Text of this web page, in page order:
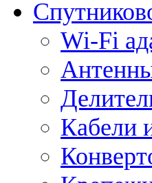
Wi-Fi
Кабели